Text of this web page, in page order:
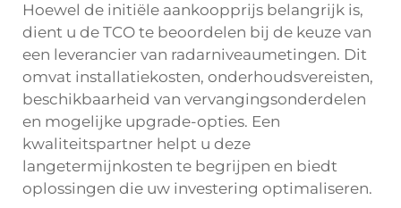
Hoewel de initiële aankoopprijs belangrijk is,
dient u de TCO te beoordelen bij de keuze van
een leverancier van radarniveaumetingen. Dit
omvat installatiekosten, onderhoudsvereisten,
beschikbaarheid van vervangingsonderdelen
en mogelijke upgrade-opties. Een
kwaliteitspartner helpt u deze
langetermijnkosten te begrijpen en biedt
oplossingen die uw investering optimaliseren.